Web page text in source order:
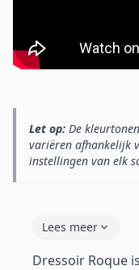
Let op: De
variëren afhankelijk
instellingen van elk
Lees meer
Dressoir Roque